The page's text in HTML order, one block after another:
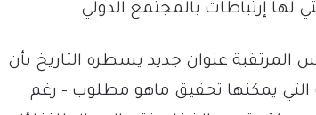
لها إرتباطات بالمجتمع الدولي .
المرتقبة عنوان جديد يسطره التاريخ بأن
التي يمكنها تحقيق ماهو مطلوب – رغم